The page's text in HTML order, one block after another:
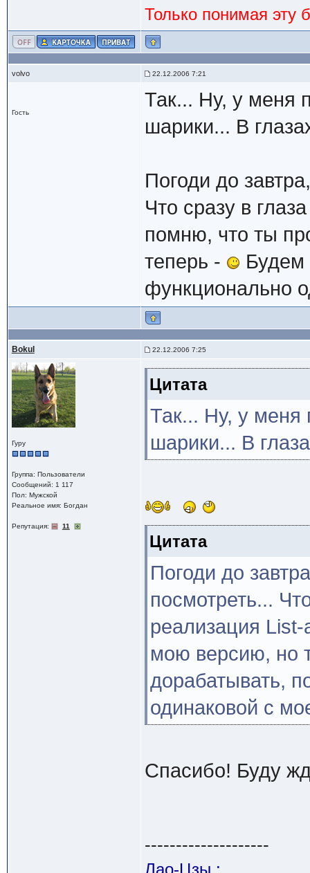
Только понимая эту
volvo 22.12.2006 7:21
Гость
Так... Ну, у меня
шарики... В
Погоди до
Что сразу в
помню, что ты
теперь -
Будем
функционально
Bokul 22.12.2006 7:25
Гуру
Группа: Пользователи
Сообщений: 1 117
Пол: Мужской
Реальное имя: Богдан
Репутация: 11
Цитата
Так... Ну, у меня
шарики... В
Цитата
Погоди до
посмотреть...
реализация
мою версию, но
дорабатывать,
одинаковой с
Спасибо! Буду
--------------------
Лао-Цзы :